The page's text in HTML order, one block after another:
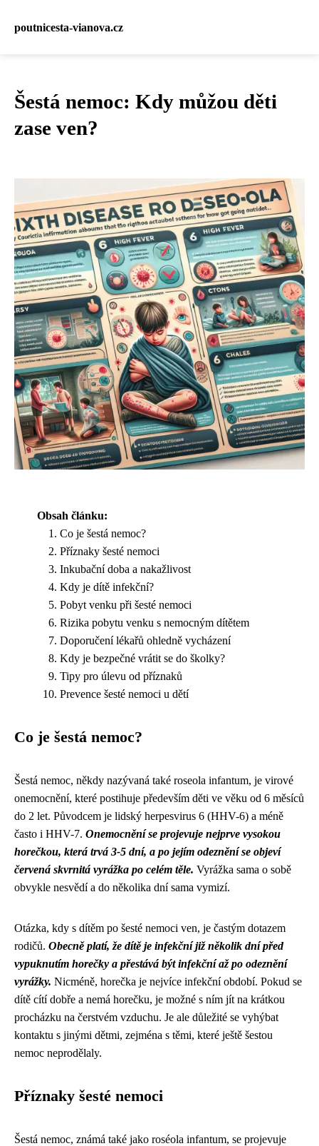
poutnicesta-vianova.cz
Šestá nemoc: Kdy můžou děti
zase ven?
Obsah článku:
Co je šestá nemoc?
Příznaky šesté nemoci
Inkubační doba a nakažlivost
Kdy je dítě infekční?
Pobyt venku při šesté nemoci
Rizika pobytu venku s nemocným dítětem
Doporučení lékařů ohledně vycházení
Kdy je bezpečné vrátit se do školky?
Tipy pro úlevu od příznaků
Prevence šesté nemoci u dětí
Co je šestá nemoc?
Šestá nemoc, někdy nazývaná také roseola infantum, je virové
onemocnění, které postihuje především děti ve věku od 6 měsíců
do 2 let. Původcem je lidský herpesvirus 6 (HHV-6) a méně
často i HHV-7. Onemocnění se projevuje nejprve vysokou
horečkou, která trvá 3-5 dní, a po jejím odeznění se objeví
červená skvrnitá vyrážka po celém těle. Vyrážka sama o sobě
obvykle nesvědí a do několika dní sama vymizí.
Otázka, kdy s dítěm po šesté nemoci ven, je častým dotazem
rodičů. Obecně platí, že dítě je infekční již několik dní před
vypuknutím horečky a přestává být infekční až po odeznění
vyrážky. Nicméně, horečka je nejvíce infekční období. Pokud se
dítě cítí dobře a nemá horečku, je možné s ním jít na krátkou
procházku na čerstvém vzduchu. Je ale důležité se vyhýbat
kontaktu s jinými dětmi, zejména s těmi, které ještě šestou
nemoc neprodělaly.
Příznaky šesté nemoci
Šestá nemoc, známá také jako roséola infantum, se projevuje